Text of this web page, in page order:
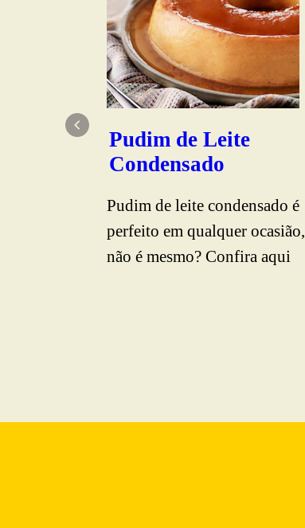
Pudim de Leite
Condensado
Pudim de leite condensado é
perfeito em qualquer ocasião,
não é mesmo? Confira aqui